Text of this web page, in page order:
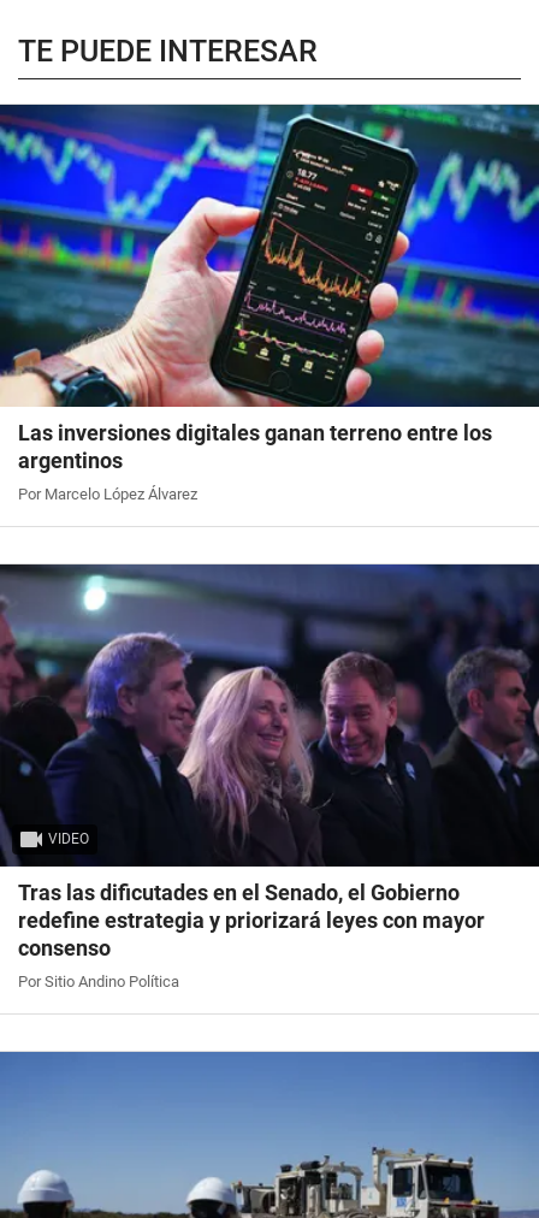
TE PUEDE INTERESAR
Las inversiones digitales ganan terreno entre los
argentinos
Por Marcelo López Álvarez
VIDEO
Tras las dificutades en el Senado, el Gobierno
redefine estrategia y priorizará leyes con mayor
consenso
Por Sitio Andino Política